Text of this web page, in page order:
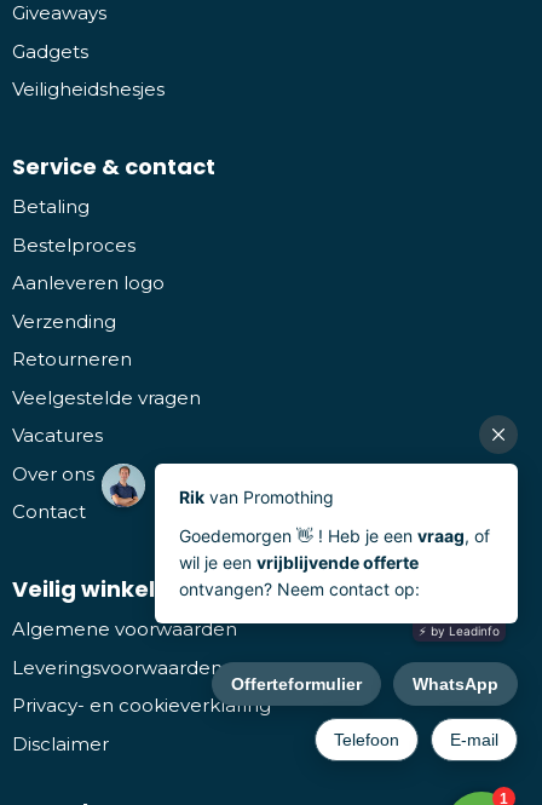
Giveaways
Gadgets
Veiligheidshesjes
Service & contact
Betaling
Bestelproces
Aanleveren logo
Verzending
Retourneren
Veelgestelde vragen
Vacatures
Over ons
Contact
Veilig winkelen
Algemene voorwaarden
Leveringsvoorwaarden
Privacy- en cookieverklaring
Disclaimer